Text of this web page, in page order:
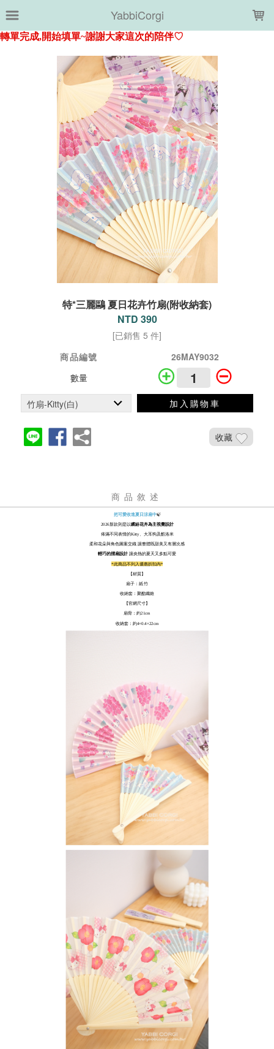
YabbiCorgi
特*三麗鷗 夏日花卉竹扇(附收納套)
NTD 390
[已銷售 5 件]
商品編號
26MAY9032
數量
加入購物車
收藏
商品敘述